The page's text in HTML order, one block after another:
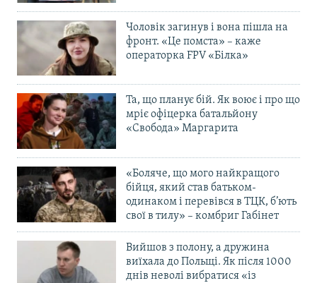
Чоловік загинув і вона пішла на
фронт. «Це помста» – каже
операторка FPV «Білка»
Та, що планує бій. Як воює і про що
мріє офіцерка батальйону
«Свобода» Маргарита
«Боляче, що мого найкращого
бійця, який став батьком-
одинаком і перевівся в ТЦК, б’ють
свої в тилу» – комбриг Габінет
Вийшов з полону, а дружина
виїхала до Польщі. Як після 1000
днів неволі вибратися «із